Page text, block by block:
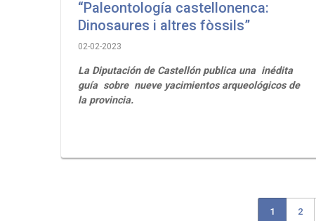
“Paleontología castellonenca:
Dinosaures i altres fòssils”
02-02-2023
La Diputación de Castellón publica una inédita
guía sobre nueve yacimientos arqueológicos de
la provincia.
Current
1 Page
2